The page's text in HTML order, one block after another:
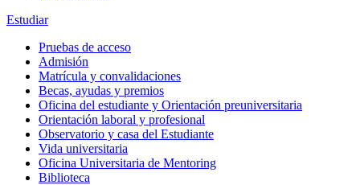
Estudiar
Pruebas de acceso
Admisión
Matrícula y convalidaciones
Becas, ayudas y premios
Oficina del estudiante y Orientación preuniversitaria
Orientación laboral y profesional
Observatorio y casa del Estudiante
Vida universitaria
Oficina Universitaria de Mentoring
Biblioteca